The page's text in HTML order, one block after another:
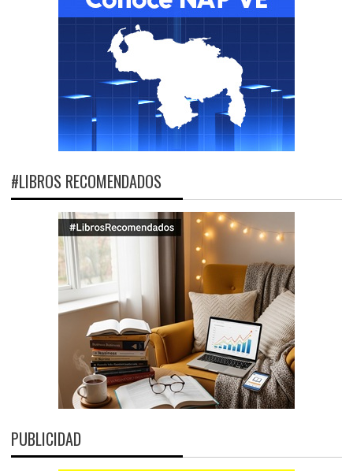
#LIBROS RECOMENDADOS
PUBLICIDAD